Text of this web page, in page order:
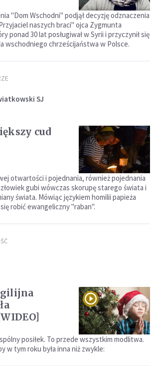
"Dom Wschodni" podjął decyzję odznaczenia
naszych braci" ojca Zygmunta
ponad 30 lat posługiwał w Syrii i przyczynił się
wschodniego chrześcijaństwa w Polsce.
SJ
cud
otwartości i pojednania, również pojednania
gubi wówczas skorupę starego świata i
świata. Mówiąc językiem homilii papieża
robić ewangeliczny "raban".
posiłek. To przede wszystkim modlitwa.
w tym roku była inna niż zwykle: